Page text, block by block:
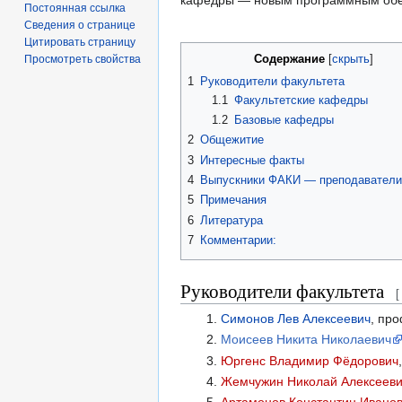
Содержание
1
Руководители факультета
1.1 Факультетские кафедры
1.2
Базовые кафедры
2 Общежитие
3 Интересные факты
4 Выпускники ФАКИ —
5 Примечания
6 Литература
7 Комментарии:
Руководители факультета [
Симонов Лев Алексеевич,
Моисеев Никита Николаевич
Юргенс Владимир Фёдорович
Жемчужин Николай
Постоянная ссылка
Сведения о странице
Цитировать страницу
Просмотреть свойства